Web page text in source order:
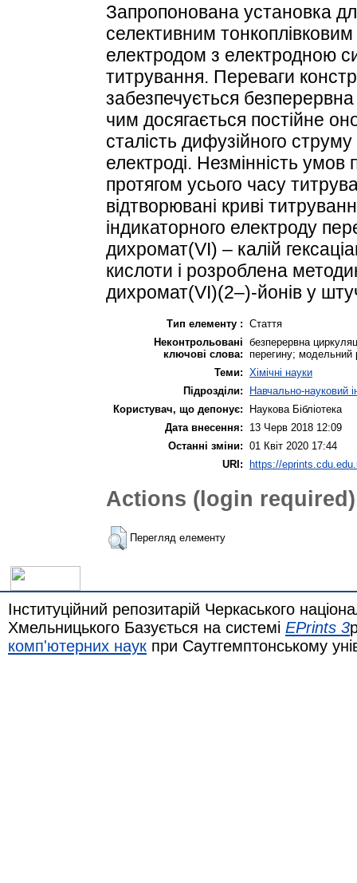
Запропонована установка
селективним
електродом з електродною
титрування. Переваги
забезпечується
чим досягається постійне
сталість дифузійного
електроді. Незмінність умов
протягом усього часу
відтворювані криві
індикаторного електроду
дихромат(VI) – калій
кислоти і розроблена
дихромат(VI)(2–)-йонів у
Тип елементу : Стаття
Неконтрольовані
ключові слова:
безперервна
перегину; модельний
Теми: Хімічні науки
Підрозділи:
Навчально-науковий
Користувач, що депонує:
Наукова Бібліотека
Дата внесення:
13 Черв 2018 12:09
Останні зміни: 01 Квіт 2020 17:44
URI: https://
Actions (login required)
Перегляд елементу
Інституційний репозитарій Черкаського
Хмельницького Базується на системі EPrints 3
комп'ютерних наук при Саутгемптонському